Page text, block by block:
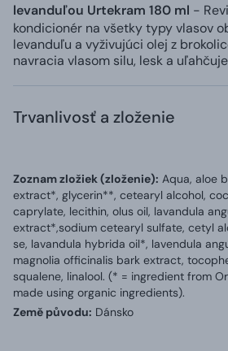
levanduľou Urtekram 180 ml -
kondicionér na všetky typy vlasov
levanduľu a vyživujúci olej z
navracia vlasom silu, lesk a
Trvanlivosť a zloženie
Zoznam zložiek (zloženie): Aqua, aloe
extract*, glycerin**, cetearyl alcohol,
caprylate, lecithin, olus oil, lavandula
extract*,sodium cetearyl sulfate, cetyl
se, lavandula hybrida oil*, lavendula
magnolia officinalis bark extract,
squalene, linalool. (* = ingredient from
made using organic ingredients).
Země původu: Dánsko